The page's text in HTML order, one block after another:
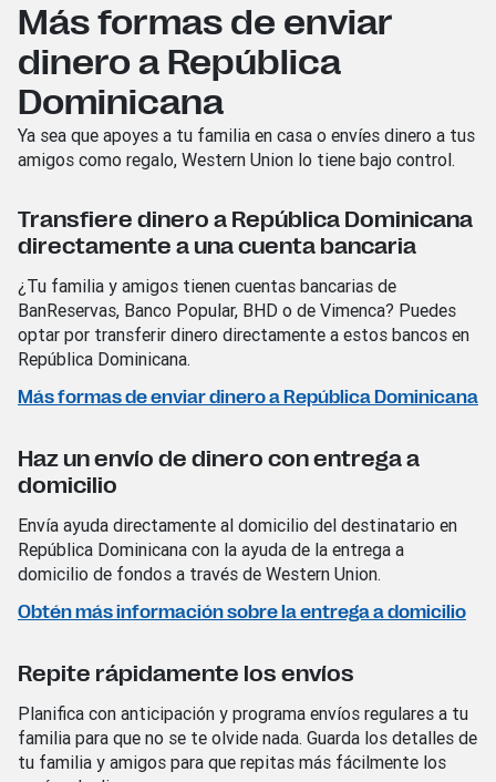
Más formas de enviar
dinero a República
Dominicana
Ya sea que apoyes a tu familia en casa o envíes dinero a tus
amigos como regalo, Western Union lo tiene bajo control.
Transfiere dinero a República Dominicana
directamente a una cuenta bancaria
¿Tu familia y amigos tienen cuentas bancarias de
BanReservas, Banco Popular, BHD o de Vimenca? Puedes
optar por transferir dinero directamente a estos bancos en
República Dominicana.
Más formas de enviar dinero a República Dominicana
Haz un envío de dinero con entrega a
domicilio
Envía ayuda directamente al domicilio del destinatario en
República Dominicana con la ayuda de la entrega a
domicilio de fondos a través de Western Union.
Obtén más información sobre la entrega a domicilio
Repite rápidamente los envíos
Planifica con anticipación y programa envíos regulares a tu
familia para que no se te olvide nada. Guarda los detalles de
tu familia y amigos para que repitas más fácilmente los